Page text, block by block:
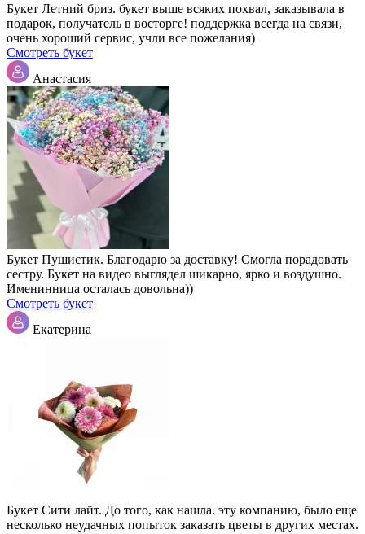
Букет Летний бриз. букет выше всяких похвал, заказывала в
подарок, получатель в восторге! поддержка всегда на связи,
очень хороший сервис, учли все пожелания)
Смотреть букет
Анастасия
Букет Пушистик. Благодарю за доставку! Смогла порадовать
сестру. Букет на видео выглядел шикарно, ярко и воздушно.
Именинница осталась довольна))
Смотреть букет
Екатерина
Букет Сити лайт. До того, как нашла. эту компанию, было еще
несколько неудачных попыток заказать цветы в других местах.